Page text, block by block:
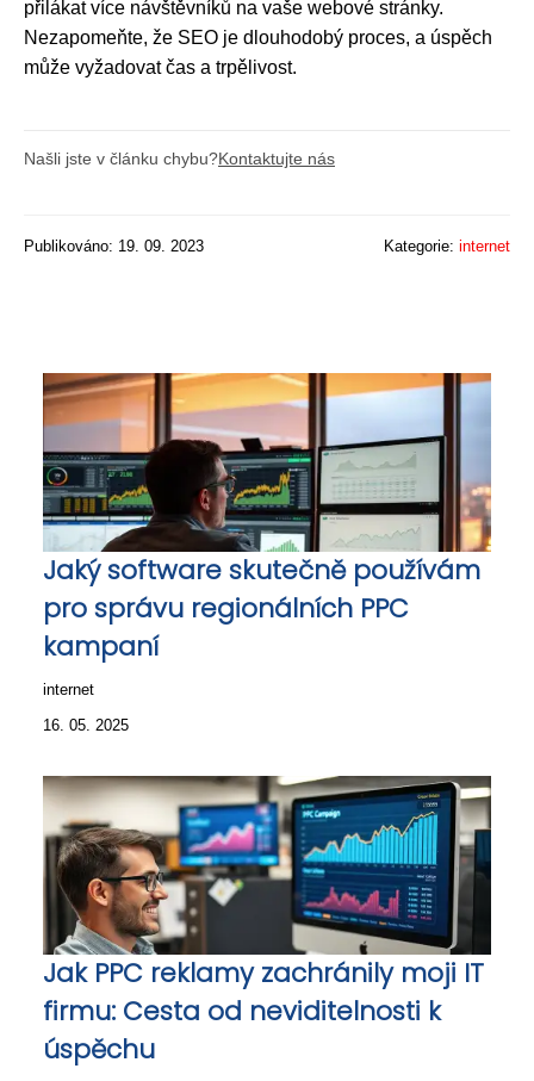
přilákat více návštěvníků na vaše webové stránky.
Nezapomeňte, že SEO je dlouhodobý proces, a úspěch
může vyžadovat čas a trpělivost.
Našli jste v článku chybu?Kontaktujte nás
Publikováno: 19. 09. 2023 Kategorie: internet
Jaký software skutečně používám
pro správu regionálních PPC
kampaní
internet
16. 05. 2025
Jak PPC reklamy zachránily moji IT
firmu: Cesta od neviditelnosti k
úspěchu